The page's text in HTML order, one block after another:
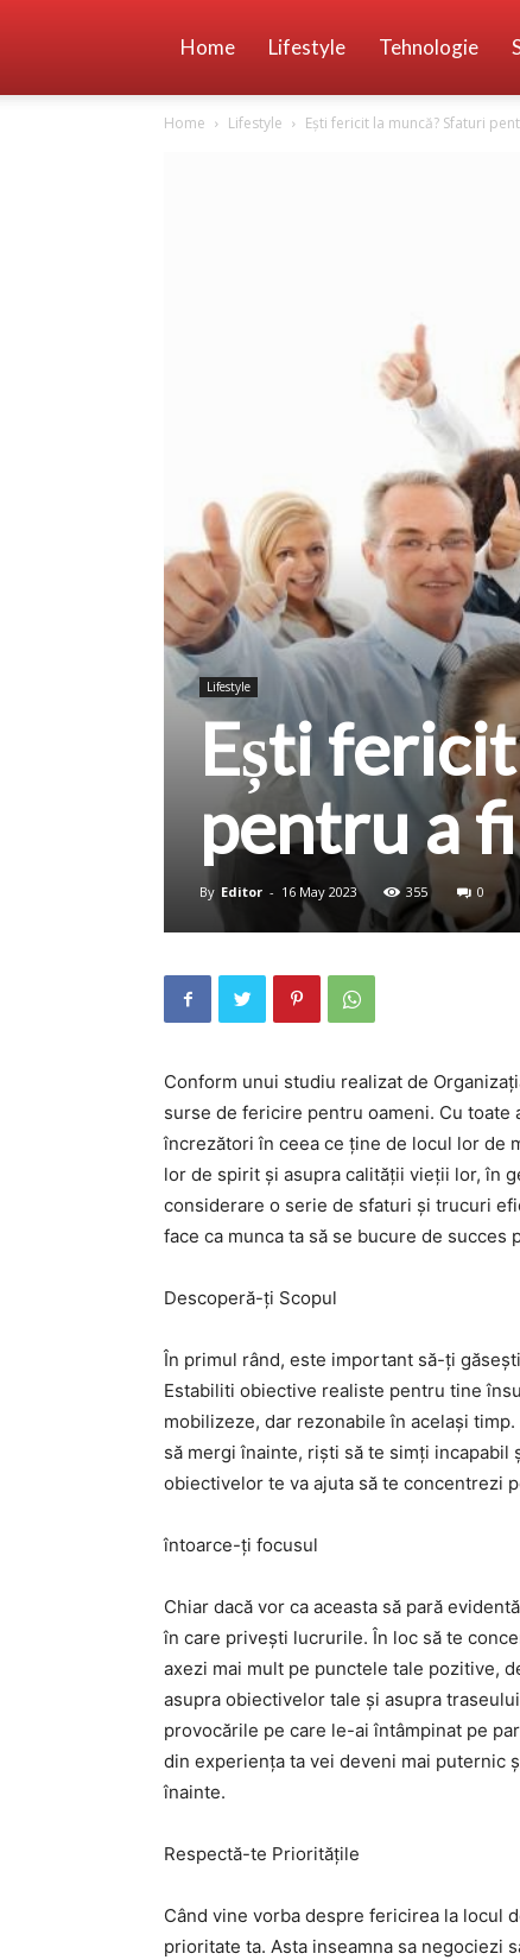
Home Lifestyle Tehnologie
Home Lifestyle Ești fericit la muncă? Sfaturi
Lifestyle
Ești
pentru a
By Editor - 16 May 2023 355 0
Conform unui studiu realizat de
surse de fericire pentru oameni. Cu
încrezători în ceea ce ține de locul lor de
lor de spirit și asupra calității vieții lor, în
considerare o serie de sfaturi și trucuri
face ca munca ta să se bucure de succes
Descoperă-ți Scopul
În primul rând, este important să-ți
Estabiliti obiective realiste pentru tine
mobilizeze, dar rezonabile în același
să mergi înainte, riști să te simți
obiectivelor te va ajuta să te concentrezi
întoarce-ți focusul
Chiar dacă vor ca aceasta să pară
în care privești lucrurile. În loc să te
axezi mai mult pe punctele tale pozitive,
asupra obiectivelor tale și asupra
provocările pe care le-ai întâmpinat pe
din experiența ta vei deveni mai puternic
înainte.
Respectă-te Prioritățile
Când vine vorba despre fericirea la locul
prioritate ta. Asta inseamna sa negociezi